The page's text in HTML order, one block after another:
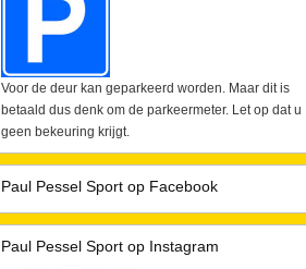
Voor de deur kan geparkeerd worden. Maar dit is
betaald dus denk om de parkeermeter. Let op dat u
geen bekeuring krijgt.
Paul Pessel Sport op Facebook
Paul Pessel Sport op Instagram